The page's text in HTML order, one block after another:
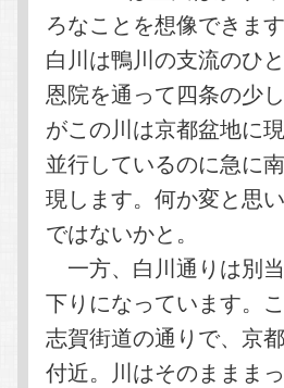
ろなことを想像できます
白川は鴨川の支流のひ
恩院を通って四条の少
がこの川は京都盆地に
並行しているのに急に
現します。何か変と思
ではないかと。
一方、白川通りは別
下りになっています。
志賀街道の通りで、京
付近。川はそのままま